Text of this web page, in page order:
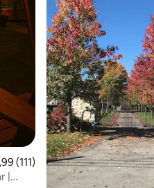
de uma avaliação média de 5,
(111)
|